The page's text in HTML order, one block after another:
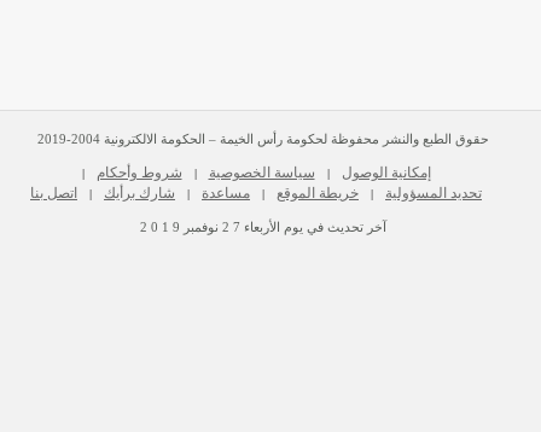
حقوق الطبع والنشر محفوظة لحكومة رأس الخيمة – الحكومة الالكترونية 2004-2019
إمكانية الوصول | سياسة الخصوصية | شروط وأحكام |
تحديد المسؤولية | خريطة الموقع | مساعدة | شارك برأيك | اتصل بنا
2 0 1 9 نوفمبر 2 7 الأربعاء آخر تحديث في يوم